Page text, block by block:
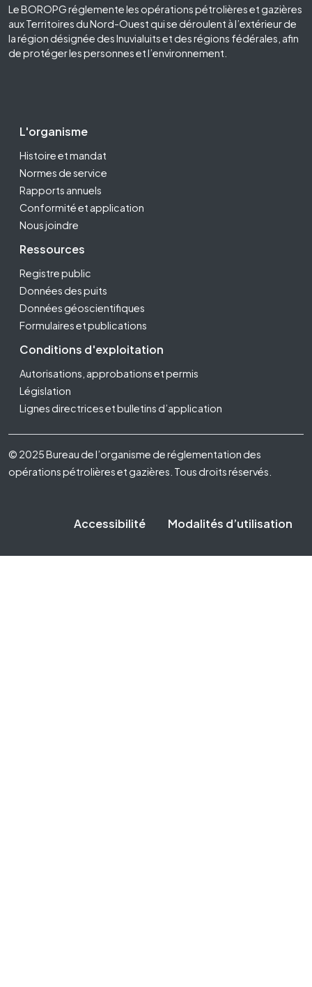
Le BOROPG réglemente les opérations pétrolières et gazières
aux Territoires du Nord-Ouest qui se déroulent à l’extérieur de
la région désignée des Inuvialuits et des régions fédérales, afin
de protéger les personnes et l’environnement.
Footer Second
L'organisme
Histoire et mandat
Normes de service
Rapports annuels
Conformité et application
Nous joindre
Ressources
Registre public
Données des puits
Données géoscientifiques
Formulaires et publications
Conditions d'exploitation
Autorisations, approbations et permis
Législation
Lignes directrices et bulletins d’application
Footer Fifth
© 2025 Bureau de l’organisme de réglementation des
opérations pétrolières et gazières. Tous droits réservés.
Accessibilité Modalités d’utilisation